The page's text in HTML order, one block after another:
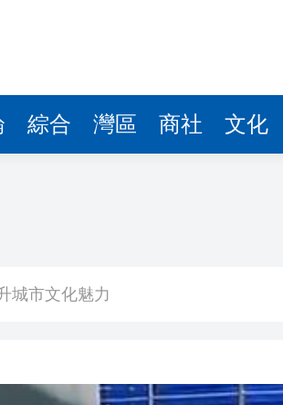
綜合 灣區 商社 文化
手提升城市文化魅力